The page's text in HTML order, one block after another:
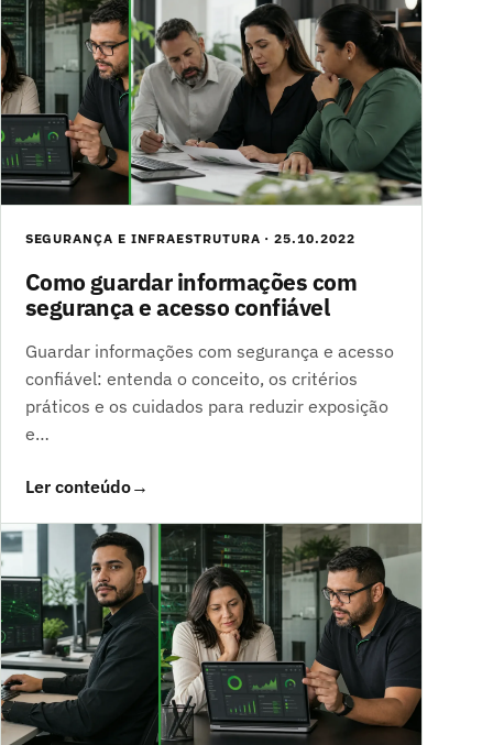
SEGURANÇA E INFRAESTRUTURA · 25.10.2022
Como guardar informações com
segurança e acesso confiável
Guardar informações com segurança e acesso
confiável: entenda o conceito, os critérios
práticos e os cuidados para reduzir exposição
e…
Ler conteúdo→